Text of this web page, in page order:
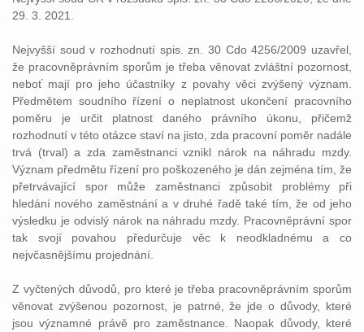
29. 3. 2021.
Nejvyšší soud v rozhodnutí spis. zn. 30 Cdo 4256/2009 uzavřel,
že pracovněprávním sporům je třeba věnovat zvláštní pozornost,
neboť mají pro jeho účastníky z povahy věci zvýšený význam.
Předmětem soudního řízení o neplatnost ukončení pracovního
poměru je určit platnost daného právního úkonu, přičemž
rozhodnutí v této otázce staví na jisto, zda pracovní poměr nadále
trvá (trval) a zda zaměstnanci vznikl nárok na náhradu mzdy.
Význam předmětu řízení pro poškozeného je dán zejména tím, že
přetrvávající spor může zaměstnanci způsobit problémy při
hledání nového zaměstnání a v druhé řadě také tím, že od jeho
výsledku je odvislý nárok na náhradu mzdy. Pracovněprávní spor
tak svojí povahou předurčuje věc k neodkladnému a co
nejvčasnějšímu projednání.
Z vyčtených důvodů, pro které je třeba pracovněprávním sporům
věnovat zvýšenou pozornost, je patrné, že jde o důvody, které
jsou významné právě pro zaměstnance. Naopak důvody, které